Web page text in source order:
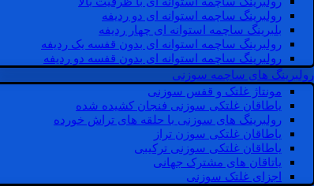
رولبرینگ ساچمه استوانه ای دو ردیفه
بلبرینگ ساچمه استوانه ای چهار ردیفه
رولبرینگ ساچمه استوانه ای بدون قفسه یک ردیفه
رولبرینگ ساچمه استوانه ای بدون قفسه دو ردیفه
رولبرینگ های ساچمه سوزنی
مونتاژ غلتک و قفس سوزنی
یاطاقان غلتکی سوزنی فنجان کشیده شده
رولبرینگ های سوزنی با حلقه های تراش خورده
یاطاقان غلتکی سوزن تراز
یاطاقان غلتکی سوزنی ترکیبی
یاتاقان های مشترک جهانی
اجزای غلتک سوزنی